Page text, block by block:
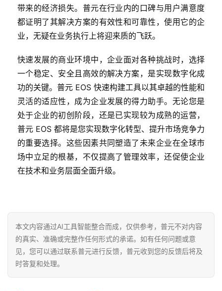
带来的经济损失。普元在行业内的口碑与用户满意度
都证明了其解决方案的有效性和可靠性，使用它的企
业，无疑在业务执行上将迎来质的飞跃。
快速发展的商业环境中，企业面对各种挑战时，选择
一个稳定、安全且高效的解决方案，是实现数字化成
功的关键。普元 EOS 快速构建工具以其卓越的性能和
灵活的适应性，成为企业发展的得力助手。无论您是
处于企业的初创阶段，还是已实现较为成熟的运营，
普元 EOS 都将是您实现数字化转型、提升市场竞争力
的重要选择。这些因素共同塑造了未来企业在全球市
场中立足的根基，不仅提高了管理效率，还促使企业
在技术和业务层面全面升级。
本文内容通过AI工具智能整合而成，仅供参考，普元不对内容
的真实、准确或完整作任何形式的承诺。如有任何问题或意
见，您可以通过联系普元进行反馈，普元收到您的反馈后将及
时答复和处理。